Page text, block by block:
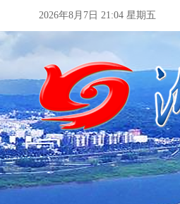
2026年8月7日 21:04 星期五